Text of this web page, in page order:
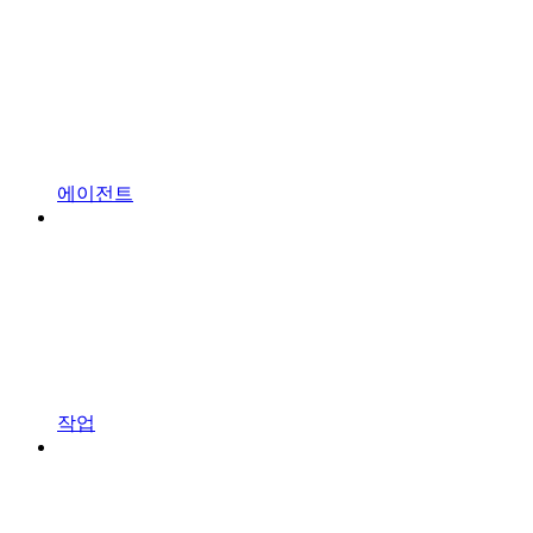
에이전트
작업